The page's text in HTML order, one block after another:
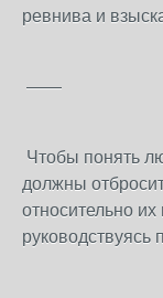
ревнива и
——
Чтобы понять
должны
относительно